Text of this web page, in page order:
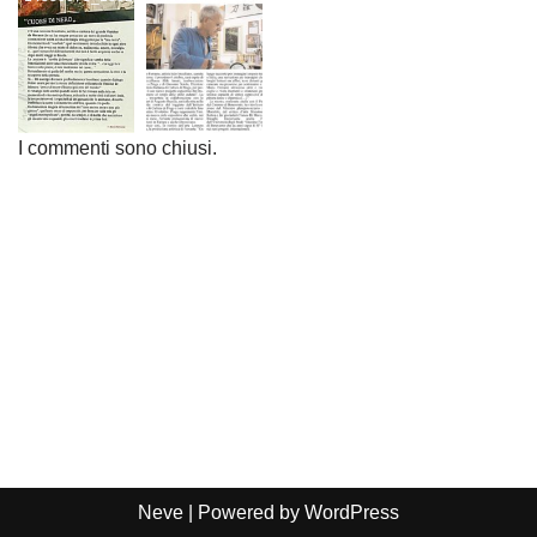
I commenti sono chiusi.
Neve | Powered by WordPress